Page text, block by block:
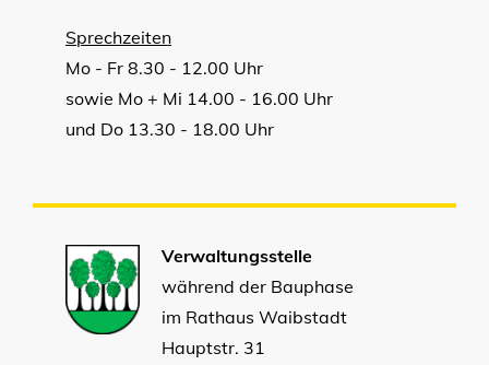
Sprechzeiten
Mo - Fr 8.30 - 12.00 Uhr
sowie Mo + Mi 14.00 - 16.00 Uhr
und Do 13.30 - 18.00 Uhr
Verwaltungsstelle
während der Bauphase
im Rathaus Waibstadt
Hauptstr. 31